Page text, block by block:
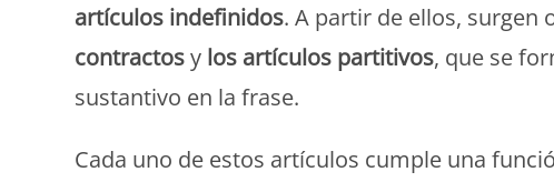
artículos indefinidos. A partir de ellos, surgen
contractosy los artículos partitivos, que se
sustantivo en la frase.
Cada uno de estos artículos cumple una